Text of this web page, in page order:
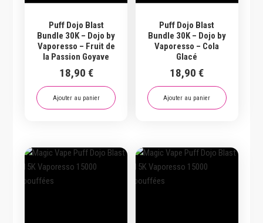
Puff Dojo Blast
Bundle 30K – Dojo by
Vaporesso – Fruit de
la Passion Goyave
18,90 €
Ajouter au panier
Puff Dojo Blast
Bundle 30K – Dojo by
Vaporesso – Cola
Glacé
18,90€
Ajouter au panier